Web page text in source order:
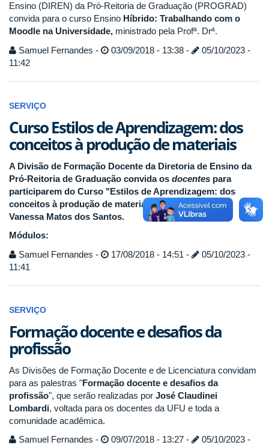
Ensino (DIREN) da Pró-Reitoria de Graduação (PROGRAD)
convida para o curso Ensino Híbrido: Trabalhando com o
Moodle na Universidade, ministrado pela Profª. Drª.
Samuel Fernandes -
03/09/2018 - 13:38 -
05/10/2023 -
11:42
SERVIÇO
Curso Estilos de Aprendizagem: dos
conceitos à produção de materiais
A Divisão de Formação Docente da Diretoria de Ensino da
Pró-Reitoria de Graduação convida os docentes para
participarem do Curso "Estilos de Aprendizagem: dos
conceitos à produção de materiais" com a Profª. Dr.
Vanessa Matos dos Santos.
Módulos:
Samuel Fernandes -
17/08/2018 - 14:51 -
05/10/2023 -
11:41
SERVIÇO
Formação docente e desafios da
profissão
As Divisões de Formação Docente e de Licenciatura convidam
para as palestras "Formação docente e desafios da
profissão", que serão realizadas por José Claudinei
Lombardi, voltada para os docentes da UFU e toda a
comunidade acadêmica.
Samuel Fernandes -
09/07/2018 - 13:27 -
05/10/2023 -